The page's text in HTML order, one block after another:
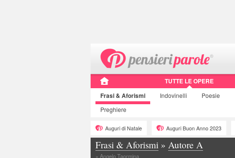
TUTTE LE OPERE
Frasi& Aforismi Indovinelli Poesie
Preghiere
Auguri di Natale Auguri Buon Anno 2023
Frasi & Aforismi » Autore A
» Angelo Taormina